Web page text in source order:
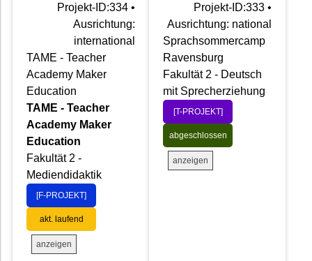
Projekt-ID:334 •
Ausrichtung:
international
TAME - Teacher
Academy Maker
Education
TAME - Teacher
Academy Maker
Education
Fakultät 2 -
Mediendidaktik
[F-PROJEKT]
akt. laufend
anzeigen
Projekt-ID:333 •
Ausrichtung: national
Sprachsommercamp
Ravensburg
Fakultät 2 - Deutsch
mit Sprecherziehung
[T-PROJEKT]
abgeschlossen
anzeigen